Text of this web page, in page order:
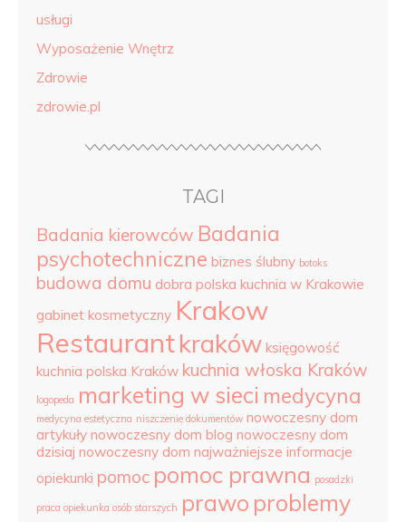
usługi
Wyposażenie Wnętrz
Zdrowie
zdrowie.pl
TAGI
Badania kierowców Badania
psychotechniczne biznes ślubny botoks
budowa domu dobra polska kuchnia w Krakowie
gabinet kosmetyczny Krakow
Restaurantkraków księgowość
kuchnia polska Kraków kuchnia włoska Kraków
logopeda marketing w sieci medycyna
medycyna estetyczna niszczenie dokumentów nowoczesny dom
artykuły nowoczesny dom blog nowoczesny dom
dzisiaj nowoczesny dom najważniejsze informacje
opiekunki pomoc pomoc prawna posadzki
praca opiekunka osób starszych prawo problemy